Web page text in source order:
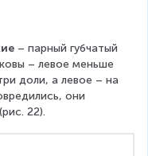
– парный губчатый
– левое меньше
доли, а левое – на
они
(рис. 22).